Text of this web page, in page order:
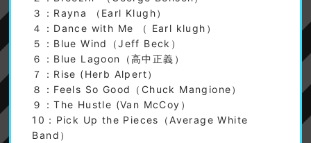
３：Rayna （Earl Klugh）
４：Dance with Me （ Earl klugh）
５：Blue Wind（Jeff Beck）
６：Blue Lagoon（高中正義）
７：Rise (Herb Alpert）
８：Feels So Good（Chuck Mangione）
９：The Hustle (Van McCoy）
10：Pick Up the Pieces（Average White
Band）